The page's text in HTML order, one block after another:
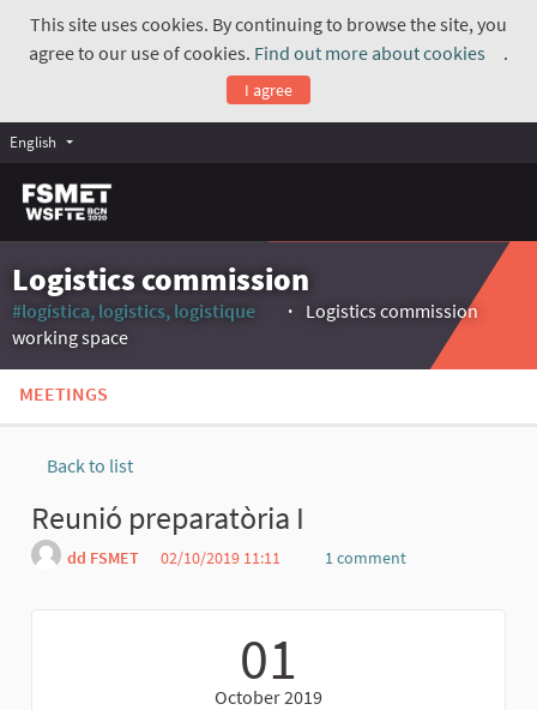
This site uses cookies. By continuing to browse the site, you
agree to our use of cookies. Find out more about cookies
.
I agree
English
Logistics commission
#logística, logistics, logistique
Logistics commission
working space
MEETINGS
Back to list
Reunió preparatòria I
dd FSMET 02/10/2019 11:11 1 comment
01
October 2019